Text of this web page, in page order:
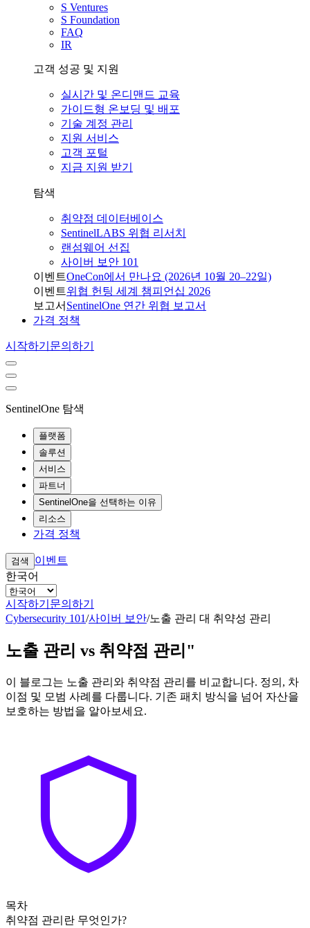
S Ventures
S Foundation
FAQ
IR
고객 성공 및 지원
실시간 및 온디맨드 교육
가이드형 온보딩 및 배포
기술 계정 관리
지원 서비스
고객 포털
지금 지원 받기
탐색
취약점 데이터베이스
SentinelLABS 위협 리서치
랜섬웨어 선집
사이버 보안 101
이벤트OneCon에서 만나요 (2026년 10월 20–22일)
이벤트위협 헌팅 세계 챔피언십 2026
보고서 SentinelOne 연간 위협 보고서
가격 정책
시작하기 문의하기
SentinelOne 탐색
플랫폼
솔루션
서비스
파트너
SentinelOne을 선택하는 이유
리소스
가격 정책
검색
이벤트
한국어
시작하기 문의하기
Cybersecurity 101/사이버 보안/노출 관리 대 취약성 관리
노출 관리 vs 취약점 관리"
이 블로그는 노출 관리와 취약점 관리를 비교합니다. 정의, 차
이점 및 모범 사례를 다룹니다. 기존 패치 방식을 넘어 자산을
보호하는 방법을 알아보세요.
목차
취약점 관리란 무엇인가?